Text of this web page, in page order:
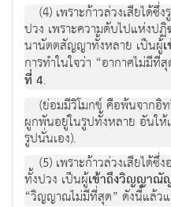
(4) เพราะก้าวล่วงเสียได้
ปวง เพราะความดับไปแห่งป
นานัตตสัญญาทั้งหลาย เป็นผู้
การทำในใจว่า “อากาศไม่มี
ที่ 4.
(ย่อมมีวิโมกข์ คือพ้นจากอิ
ผูกพันอยู่ในรูปทั้งหลาย อันให้
รูปนั่นเอง).
(5) เพราะก้าวล่วงเสียได้
ทั้งปวง เป็นผู้เข้าถึงวิญญาณั
“วิญญาณไม่มีที่สุด” ดังนี้แล้ว